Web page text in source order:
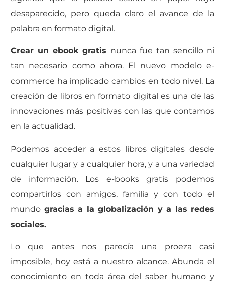
desaparecido, pero queda claro el avance de la
palabra en formato digital.
Crear un ebook gratis nunca fue tan sencillo ni
tan necesario como ahora. El nuevo modelo e-
commerce ha implicado cambios en todo nivel. La
creación de libros en formato digital es una de las
innovaciones más positivas con las que contamos
en la actualidad.
Podemos acceder a estos libros digitales desde
cualquier lugar y a cualquier hora, y a una variedad
de información. Los e-books gratis podemos
compartirlos con amigos, familia y con todo el
mundo gracias a la globalización y a las redes
sociales.
Lo que antes nos parecía una proeza casi
imposible, hoy está a nuestro alcance. Abunda el
conocimiento en toda área del saber humano y